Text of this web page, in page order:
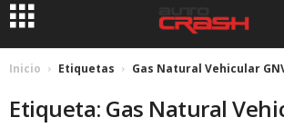
Inicio Etiquetas Gas Natural Vehicular
Etiqueta: Gas Natural